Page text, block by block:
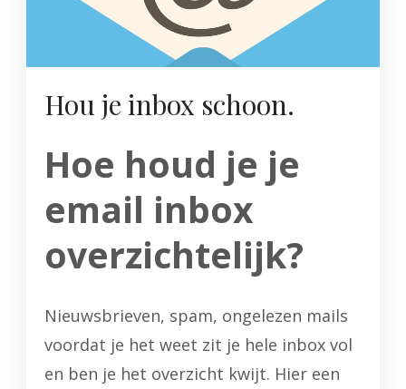
Hou je inbox schoon.
Hoe houd je je
email inbox
overzichtelijk?
Nieuwsbrieven, spam, ongelezen mails
voordat je het weet zit je hele inbox vol
en ben je het overzicht kwijt. Hier een